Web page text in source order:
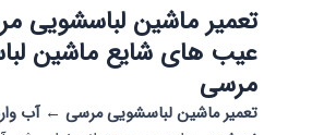
تعمیر ماشین لباسشویی
عیب های شایع ماشین
مرسی
تعمیر ماشین لباسشویی مرسی ← آب